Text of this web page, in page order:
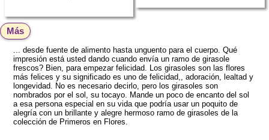
Más
... desde fuente de alimento hasta unguento para el cuerpo. Qué
impresión está usted dando cuando envía un ramo de girasole
frescos? Bien, para empezar felicidad. Los girasoles son las flores
más felices y su significado es uno de felicidad,, adoración, lealtad y
longevidad. No es necesario decirlo, pero los girasoles son
nombrados por el sol, su tocayo. Mande un poco de encanto del sol
a esa persona especial en su vida que podría usar un poquito de
alegría con un brillante y alegre hermoso ramo de girasoles de la
colección de Primeros en Flores.